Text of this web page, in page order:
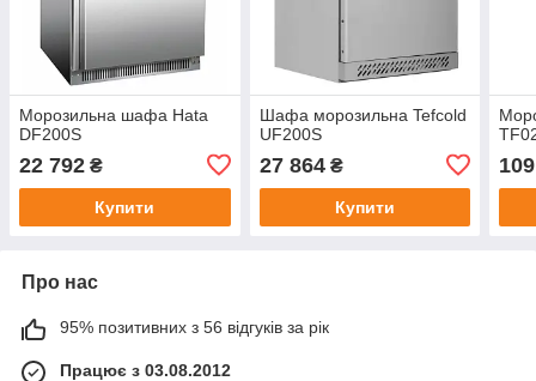
Морозильна шафа Hata
DF200S
22 792 ₴
Купити
Шафа морозильна Tefcold
UF200S
27 864₴
Купити
Про нас
95% позитивних з 56 відгуків за рік
Працює з 03.08.2012